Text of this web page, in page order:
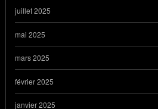
juillet 2025
mai 2025
mars 2025
février 2025
janvier 2025